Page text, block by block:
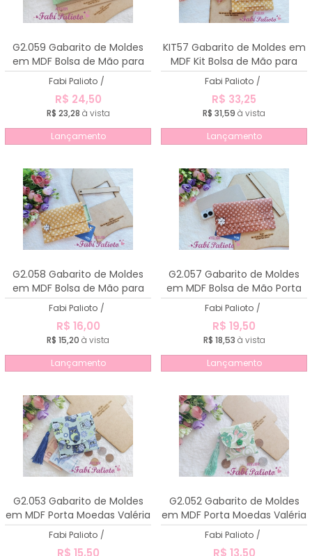
G2.059 Gabarito de Moldes
em MDF Bolsa de Mão para
Caderno
Fabi Palioto /
R$ 24,50
R$ 23,28 à vista
Lançamento
KIT57 Gabarito de Moldes em
MDF Kit Bolsa de Mão para
Documentos e Celular
Fabi Palioto /
R$ 33,25
R$ 31,59 à vista
Lançamento
G2.058 Gabarito de Moldes
em MDF Bolsa de Mão para
Documentos
Fabi Palioto /
R$ 16,00
R$ 15,20 à vista
Lançamento
G2.057 Gabarito de Moldes
em MDF Bolsa de Mão Porta
Celular
Fabi Palioto /
R$ 19,50
R$ 18,53 à vista
Lançamento
G2.053 Gabarito de Moldes
em MDF Porta Moedas Valéria
- 10cm
Fabi Palioto /
R$ 15,50
G2.052 Gabarito de Moldes
em MDF Porta Moedas Valéria
- 8cm
Fabi Palioto /
R$ 13,50